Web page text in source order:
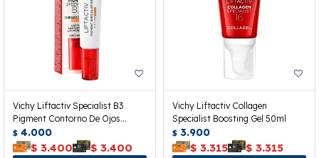
Vichy Liftactiv Specialist B3
Pigment Contorno De Ojos
Spf50+
$ 4.000
$ 3.400 $ 3.400
Vichy Liftactiv Collagen
Specialist Boosting Gel 50ml
$ 3.900
$ 3.315 $ 3.315